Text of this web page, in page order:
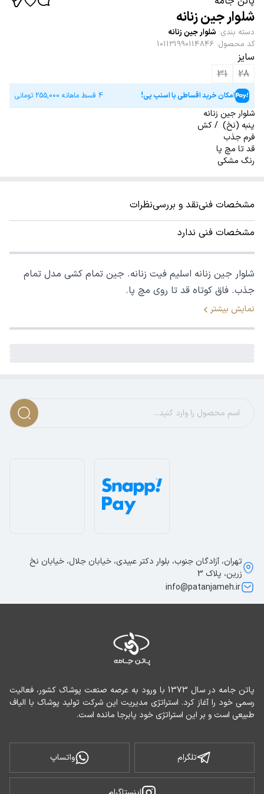
شلوار جین زنانه
دسته بندی: شلوار جین زنانه
کد محصول:
101131990114846
سایز
28
31
امکان خرید اقساطی با اسنپ پی! 4 قسط ماهانه 255,000 تومانی
شلوار جین زنانه
پنبه (نخ) / کش
فرم جذب
قد تا مچ پا
رنگ مشکی
مشخصات فنینقد و بررسینظرات
مشخصات فنی ندارد
شلوار جین زنانه اسلیم فیت زنانه. جین تمام کشی مدل تمام
جذب. فاق کوتاه قد تا روی مچ پا.
نمایش بیشتر
طبیعی است و بر این استراتژی خود پابرجا مانده است.
تلگرام واتساپ
تهران، آزادگان جنوب، بلوار دکتر عبیدی، خیابان جلال، خیابان نخ
زرین، پلاک 3
info@patanjameh.ir